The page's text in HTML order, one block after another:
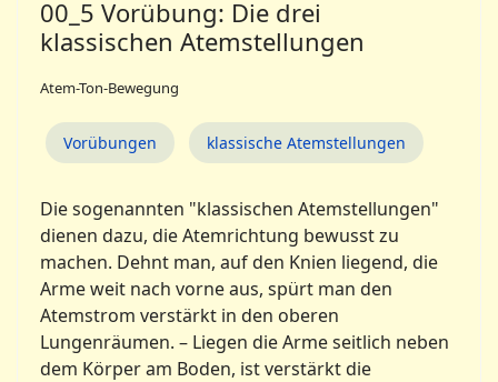
00_5 Vorübung: Die drei
klassischen Atemstellungen
Atem-Ton-Bewegung
Vorübungen klassische Atemstellungen
Die sogenannten "klassischen Atemstellungen"
dienen dazu, die Atemrichtung bewusst zu
machen. Dehnt man, auf den Knien liegend, die
Arme weit nach vorne aus, spürt man den
Atemstrom verstärkt in den oberen
Lungenräumen. – Liegen die Arme seitlich neben
dem Körper am Boden, ist verstärkt die